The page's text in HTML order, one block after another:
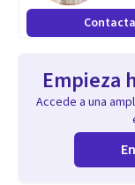
Empieza
Accede a una